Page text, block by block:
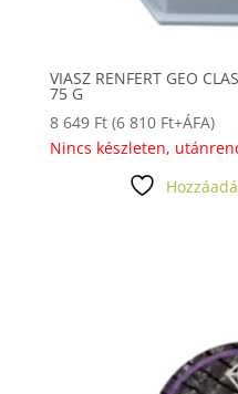
VIASZ RENFERT GEO
75 G
8 649 Ft (6 810 Ft+ÁFA)
Nincs készleten,